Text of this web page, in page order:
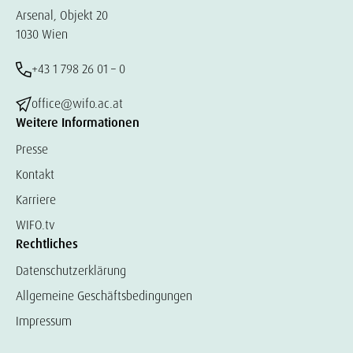
Arsenal, Objekt 20
1030 Wien
+43 1 798 26 01 – 0
office@wifo.ac.at
Weitere Informationen
Presse
Kontakt
Karriere
WIFO.tv
Rechtliches
Datenschutzerklärung
Allgemeine Geschäftsbedingungen
Impressum